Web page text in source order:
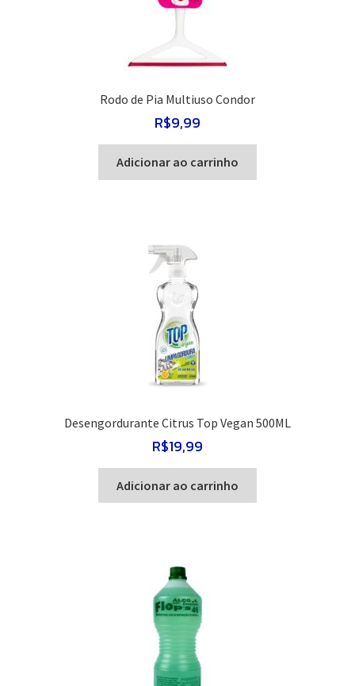
Rodo de Pia Multiuso Condor
R$9,99
Adicionar ao carrinho
Desengordurante Citrus Top Vegan 500ML
R$19,99
Adicionar ao carrinho